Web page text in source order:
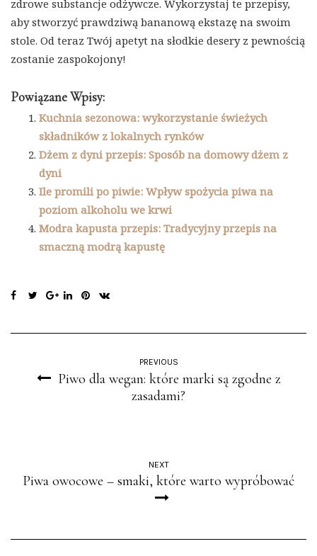
zdrowe substancje odżywcze. Wykorzystaj te przepisy,
aby stworzyć prawdziwą bananową ekstazę na swoim
stole. Od teraz Twój apetyt na słodkie desery z pewnością
zostanie zaspokojony!
Powiązane Wpisy:
Kuchnia sezonowa: wykorzystanie świeżych
składników z lokalnych rynków
Dżem z dyni przepis: Sposób na domowy dżem z
dyni
Ile promili po piwie: Wpływ spożycia piwa na
poziom alkoholu we krwi
Modra kapusta przepis: Tradycyjny przepis na
smaczną modrą kapustę
PREVIOUS
Piwo dla wegan: które marki są zgodne z
zasadami?
NEXT
Piwa owocowe – smaki, które warto wypróbować